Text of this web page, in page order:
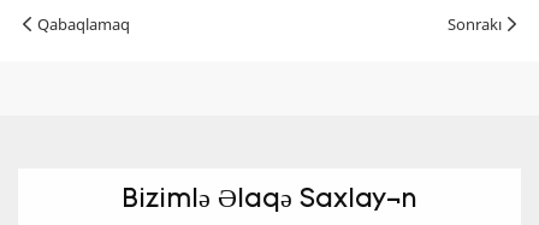
Qabaqlamaq Sonrakı
Bizimlə Əlaqə Saxlayın